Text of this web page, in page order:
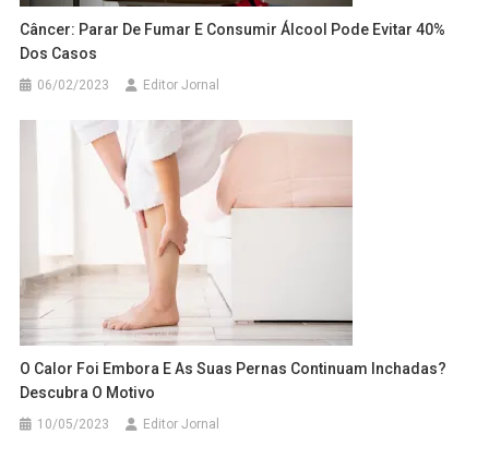
Câncer: Parar De Fumar E Consumir Álcool Pode Evitar 40%
Dos Casos
06/02/2023 Editor Jornal
O Calor Foi Embora E As Suas Pernas Continuam Inchadas?
Descubra O Motivo
10/05/2023 Editor Jornal